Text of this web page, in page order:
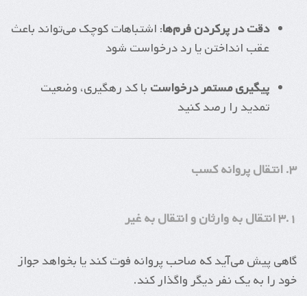
دقت در پرکردن فرم‌ها: اشتباهات کوچک می‌تواند باعث
عقب انداختن یا رد درخواست شود
پیگیری مستمر درخواست با کد رهگیری، وضعیت
تمدید را رصد کنید
۳. انتقال پروانه کسب
۳.۱ انتقال به وارثان و انتقال به غیر
گاهی پیش می‌آید که صاحب پروانه فوت کند یا بخواهد جواز
خود را به یک نفر دیگر واگذار کند.